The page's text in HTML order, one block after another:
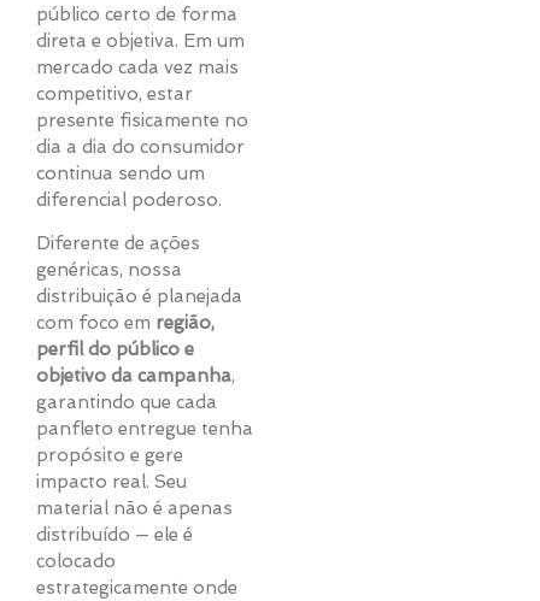
público certo de forma
direta e objetiva. Em um
mercado cada vez mais
competitivo, estar
presente fisicamente no
dia a dia do consumidor
continua sendo um
diferencial poderoso.
Diferente de ações
genéricas, nossa
distribuição é planejada
com foco em região,
perfil do público e
objetivo da campanha,
garantindo que cada
panfleto entregue tenha
propósito e gere
impacto real. Seu
material não é apenas
distribuído — ele é
colocado
estrategicamente onde